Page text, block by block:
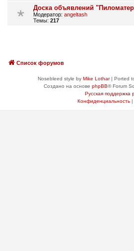
Доска объявлений
Модератор: angeltash
Темы: 217
Список форумов
Nosebleed style by Mike Lothar| Ported
Создано на основе phpBB® Forum
Русская поддержка
Конфиденциальность|